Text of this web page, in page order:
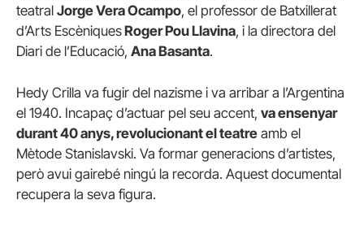
teatral Jorge Vera Ocampo, el professor de Batxillerat
d’Arts EscèniquesRoger Pou Llavina, i la directora del
Diari de l’Educació, Ana Basanta.
Hedy Crilla va fugir del nazisme i va arribar a l’Argentina
el 1940. Incapaç d’actuar pel seu accent, va ensenyar
durant 40 anys, revolucionant el teatre amb el
Mètode Stanislavski. Va formar generacions d’artistes,
però avui gairebé ningú la recorda. Aquest documental
recupera la seva figura.